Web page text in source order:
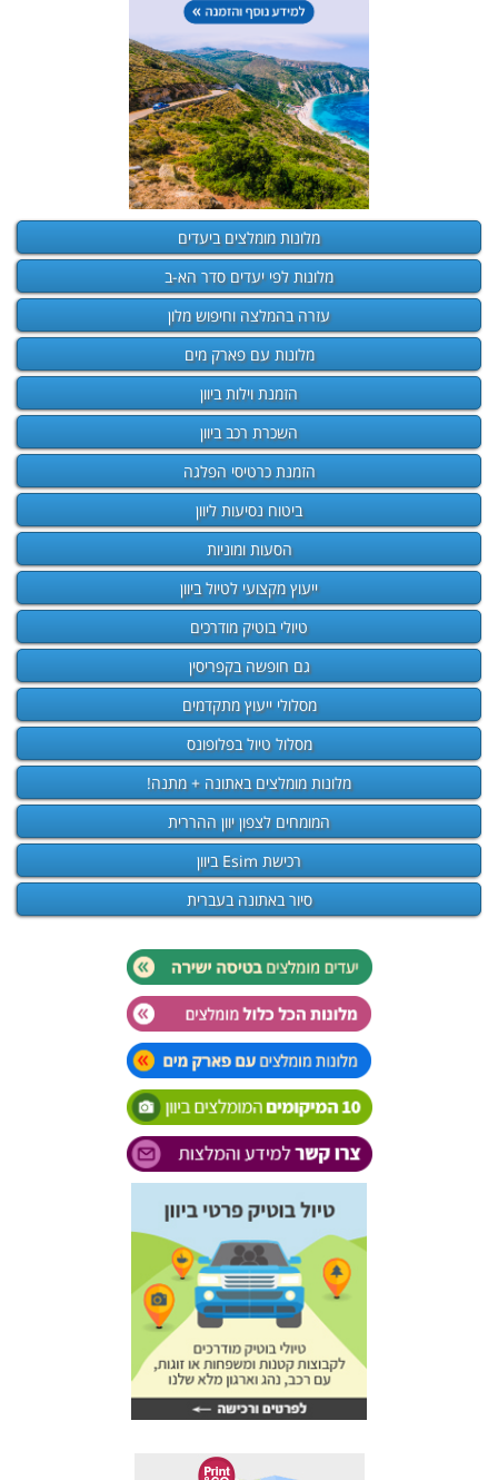
מלונות מומלצים ביעדים
מלונות לפי יעדים סדר הא-ב
עזרה בהמלצה וחיפוש מלון
מלונות עם פארק מים
הזמנת וילות ביוון
השכרת רכב ביוון
הזמנת כרטיסי הפלגה
ביטוח נסיעות ליוון
הסעות ומוניות
ייעוץ מקצועי לטיול ביוון
טיולי בוטיק מודרכים
גם חופשה בקפריסין
מסלולי ייעוץ מתקדמים
מסלול טיול בפלופונס
מלונות מומלצים באתונה + מתנה!
המומחים לצפון יוון ההררית
רכישת Esim ביוון
סיור באתונה בעברית